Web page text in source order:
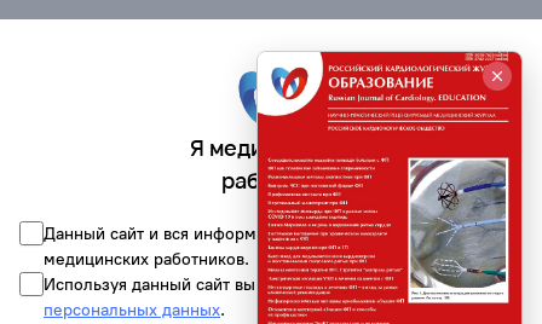
Я медицинский
работник
Данный сайт и вся информация на нём предназначена для
медицинских работников.
Используя данный сайт вы соглашаетесь на обработку
персональных данных.